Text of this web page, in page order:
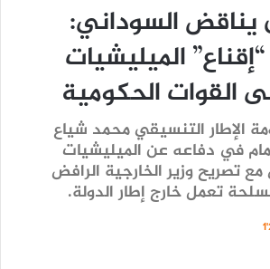
السوداني:
الميليشيات
القوات الحكومية
الإطار التنسيقي محمد شياع
في دفاعه عن الميليشيات
تصريح وزير الخارجية الرافض
تعمل خارج إطار الدولة.